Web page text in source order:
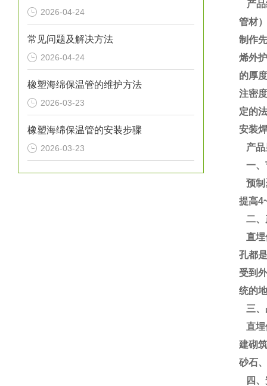
2026-04-24
常见问题及解决方法
2026-04-24
橡塑海绵保温管的维护方法
2026-03-23
橡塑海绵保温管的安装步骤
2026-03-23
产品
管材
制作
烯外
的厚
注密
定的
安装
产品
一、
预制
提高
二、
直埋
孔都
受到
统的
三、
直埋
建砌
砂石
四、